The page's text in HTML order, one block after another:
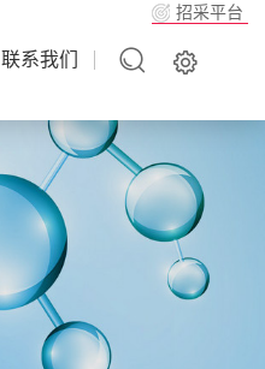
招采平台
联系我们